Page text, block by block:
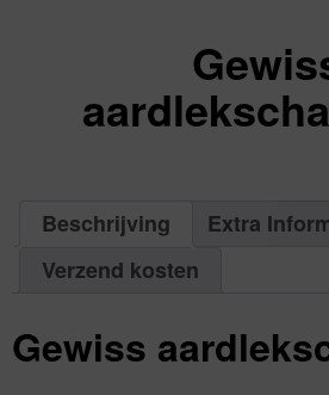
Beschrijving
Extra
Verzend kosten
Gewiss